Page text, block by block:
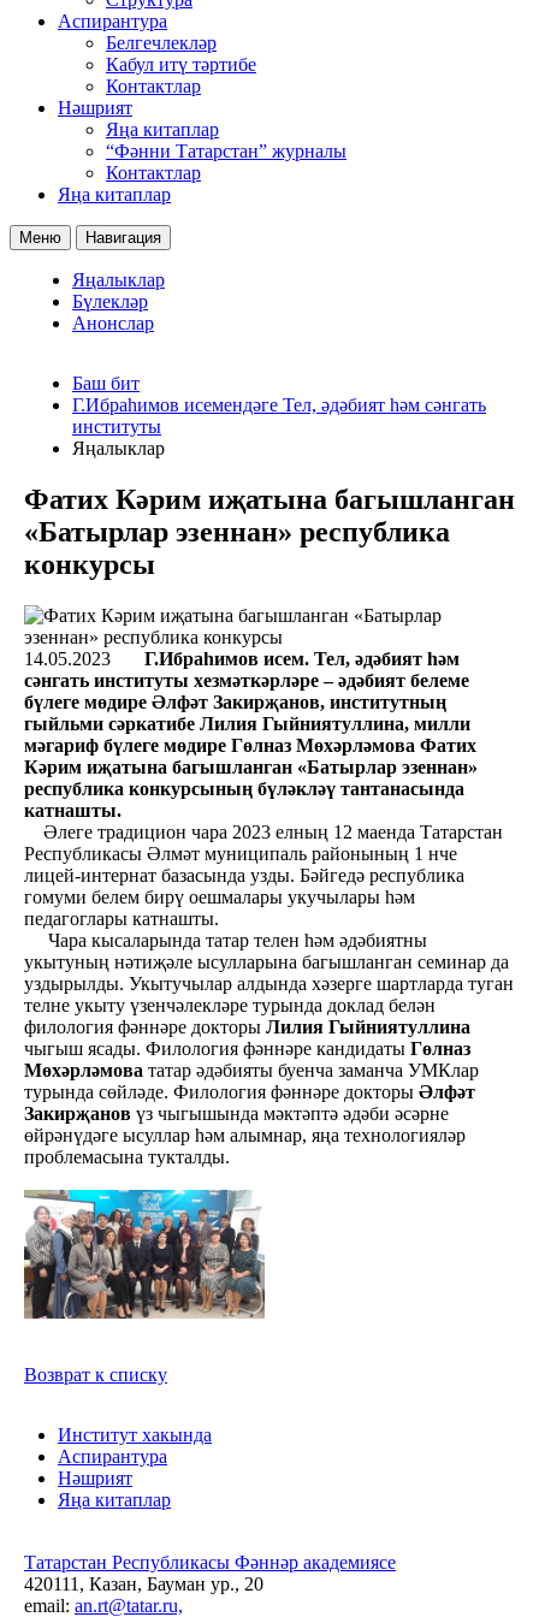
Аспирантура
Белгечлекләр
Кабул итү тәртибе
Контактлар
Нәшрият
Яңа китаплар
“Фәнни Татарстан” журналы
Контактлар
Яңа китаплар
Меню Навигация
Яңалыклар
Бүлекләр
Анонслар
Баш бит
Г.Ибраһимов исемендәге Тел, әдәбият һәм сәнгать
институты
Яңалыклар
Фатих Кәрим иҗатына багышланган
«Батырлар эзеннан» республика
конкурсы
14.05.2023
Г.Ибраһимов исем. Тел, әдәбият һәм
сәнгать институты хезмәткәрләре – әдәбият белеме
бүлеге мөдире Әлфәт Закирҗанов, институтның
гыйльми сәркатибе Лилия Гыйниятуллина, милли
мәгариф бүлеге мөдире Гөлназ Мөхәрләмова Фатих
Кәрим иҗатына багышланган «Батырлар эзеннан»
республика конкурсының бүләкләү тантанасында
катнашты.
Әлеге традицион чара 2023 елның 12 маенда Татарстан
Республикасы Әлмәт муниципаль районының 1 нче
лицей-интернат базасында узды. Бәйгедә республика
гомуми белем бирү оешмалары укучылары һәм
педагоглары катнашты.
Чара кысаларында татар телен һәм әдәбиятны
укытуның нәтиҗәле ысулларына багышланган семинар да
уздырылды. Укытучылар алдында хәзерге шартларда туган
телне укыту үзенчәлекләре турында доклад белән
филология фәннәре докторы Лилия Гыйниятуллина
чыгыш ясады. Филология фәннәре кандидаты Гөлназ
Мөхәрләмова татар әдәбияты буенча заманча УМКлар
турында сөйләде. Филология фәннәре докторы Әлфәт
Закирҗанов үз чыгышында мәктәптә әдәби әсәрне
өйрәнүдәге ысуллар һәм алымнар, яңа технологияләр
проблемасына тукталды.
Возврат к списку
Институт хакында
Аспирантура
Нәшрият
Яңа китаплар
Татарстан Республикасы Фәннәр академиясе
420111, Казан, Бауман ур., 20
email: an.rt@tatar.ru,